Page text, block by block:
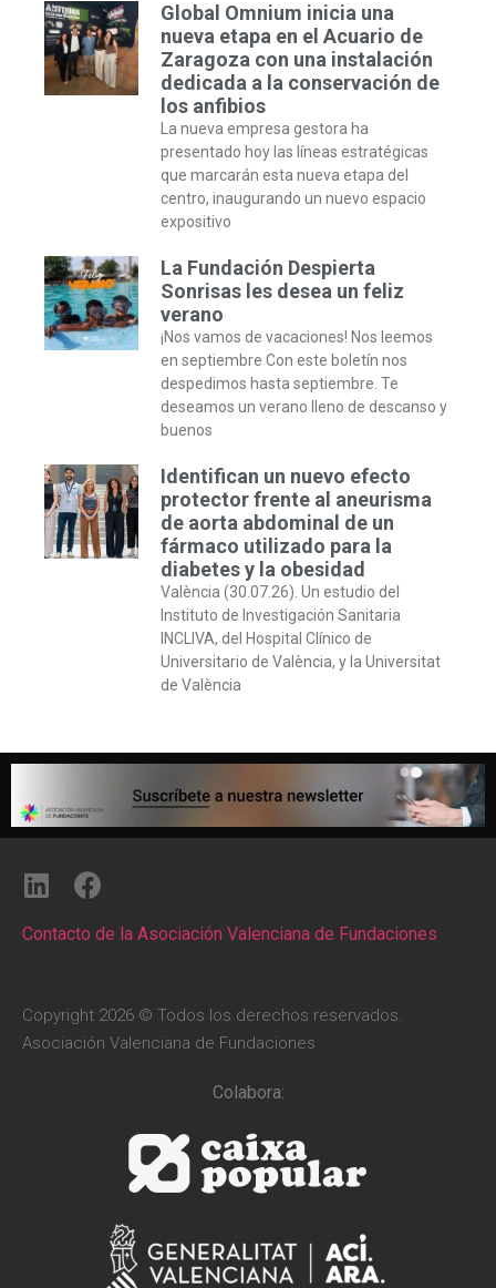
Global Omnium inicia una
nueva etapa en el Acuario de
Zaragoza con una instalación
dedicada a la conservación de
los anfibios
La nueva empresa gestora ha
presentado hoy las líneas estratégicas
que marcarán esta nueva etapa del
centro, inaugurando un nuevo espacio
expositivo
La Fundación Despierta
Sonrisas les desea un feliz
verano
¡Nos vamos de vacaciones! Nos leemos
en septiembre Con este boletín nos
despedimos hasta septiembre. Te
deseamos un verano lleno de descanso y
buenos
Identifican un nuevo efecto
protector frente al aneurisma
de aorta abdominal de un
fármaco utilizado para la
diabetes y la obesidad
València (30.07.26). Un estudio del
Instituto de Investigación Sanitaria
INCLIVA, del Hospital Clínico de
Universitario de València, y la Universitat
de València
Contacto de la Asociación Valenciana de Fundaciones
Copyright 2026 © Todos los derechos reservados.
Asociación Valenciana de Fundaciones
Colabora: